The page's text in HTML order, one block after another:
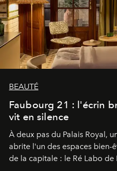
BEAUTÉ
Faubourg 21 : l'écrin
vit en silence
À deux pas du Palais Royal,
abrite l'un des espaces bien-
de la capitale : le Ré Labo de